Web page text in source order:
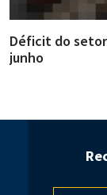
Déficit do setor
junho